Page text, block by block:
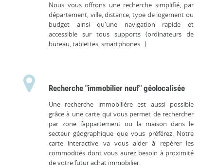
Nous vous offrons une recherche simplifié, par
département, ville, distance, type de logement ou
budget ainsi qu'une navigation rapide et
accessible sur tous supports (ordinateurs de
bureau, tablettes, smartphones...).
Recherche "immobilier neuf" géolocalisée
Une recherche immobilière est aussi possible
grâce à une carte qui vous permet de rechercher
par zone l’appartement ou la maison dans le
secteur géographique que vous préférez. Notre
carte interactive va vous aider à repérer les
commodités dont vous aurez besoin à proximité
de votre futur achat immobilier.